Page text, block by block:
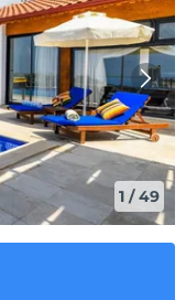
1 /49